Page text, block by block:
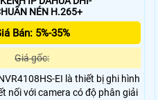
EI CHUẨN NÉN H.265+
Bán: 5%-35%
Giá gốc:
EI là thiết bị ghi hình
nối với camera có độ phân giải